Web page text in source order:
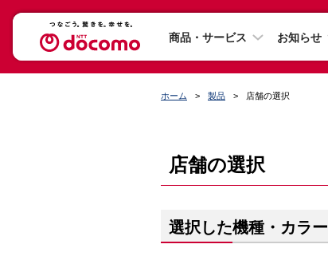
商品・サービス お知らせ
ホーム 製品 店舗の選択
店舗の選択
選択した機種・カラー